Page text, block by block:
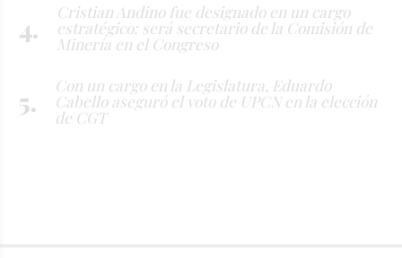
Cristian Andino fue designado en un cargo
estratégico: será secretario de la Comisión de
Minería en el Congreso
Con un cargo en la Legislatura, Eduardo
Cabello aseguró el voto de UPCN en la elección
de CGT